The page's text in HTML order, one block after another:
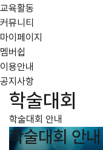
교육활동
커뮤니티
마이페이지
멤버쉽
이용안내
공지사항
학술대회
학술대회 안내
학술대회 안내